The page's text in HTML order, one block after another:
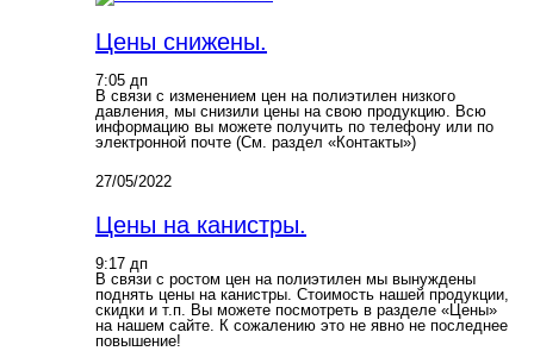
Цены снижены.
7:05 дп
В связи с изменением цен на полиэтилен низкого
давления, мы снизили цены на свою продукцию. Всю
информацию вы можете получить по телефону или по
электронной почте (См. раздел «Контакты»)
27/05/2022
Цены на канистры.
9:17 дп
В связи с ростом цен на полиэтилен мы вынуждены
поднять цены на канистры. Стоимость нашей продукции,
скидки и т.п. Вы можете посмотреть в разделе «Цены»
на нашем сайте. К сожалению это не явно не последнее
повышение!